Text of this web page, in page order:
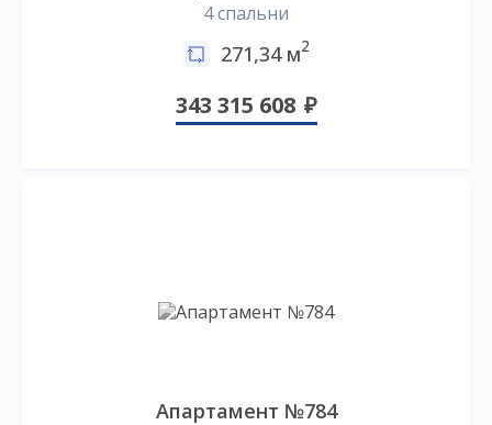
4 спальни
271,34 м2
343 315 608
Апартамент №784